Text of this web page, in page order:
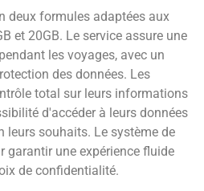
deux formules adaptées aux
et 20GB. Le service assure une
les voyages, avec un
des données. Les
total sur leurs informations
d'accéder à leurs données
leurs souhaits. Le système de
garantir une expérience fluide
de confidentialité.